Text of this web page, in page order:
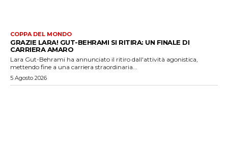
COPPA DEL MONDO
GRAZIE LARA! GUT-BEHRAMI SI RITIRA: UN FINALE DI
CARRIERA AMARO
Lara Gut-Behrami ha annunciato il ritiro dall'attività agonistica,
mettendo fine a una carriera straordinaria...
5 Agosto 2026